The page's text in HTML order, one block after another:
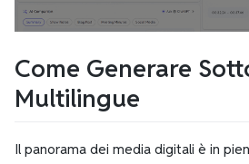
Come Generare
Multilingue
Il panorama dei media digitali è in